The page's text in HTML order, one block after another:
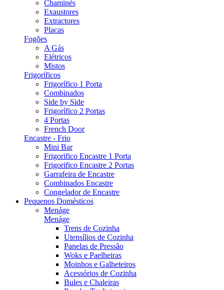
Chaminés
Exaustores
Extractores
Placas
Fogões
A Gás
Elétricos
Mistos
Frigoríficos
Frigorífico 1 Porta
Combinados
Side by Side
Frigorífico 2 Portas
4 Portas
French Door
Encastre - Frio
Mini Bar
Frigorifico Encastre 1 Porta
Frigorifico Encastre 2 Portas
Garrafeira de Encastre
Combinados Encastre
Congelador de Encastre
Pequenos Domésticos
Menáge
Menáge
Trens de Cozinha
Utensílios de Cozinha
Panelas de Pressão
Woks e Paelheiras
Moinhos e Galheteiros
Acessórios de Cozinha
Bules e Chaleiras